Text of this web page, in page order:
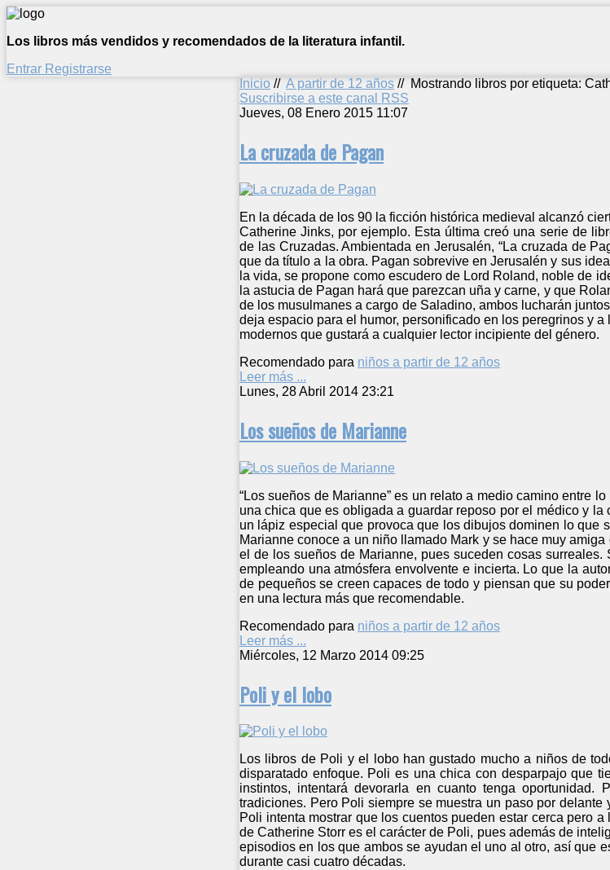
Los libros más vendidos y recomendados de la literatura infantil.
Entrar Registrarse
Inicio // A partir de 12 años // Mostrando libros por etiqueta:
Suscribirse a este canal RSS
Jueves, 08 Enero 2015 11:07
La cruzada de Pagan
En la década de los 90 la ficción histórica medieval alcanzó
Catherine Jinks, por ejemplo. Esta última creó una serie de
de las Cruzadas. Ambientada en Jerusalén, “La cruzada de
que da título a la obra. Pagan sobrevive en Jerusalén y sus
la vida, se propone como escudero de Lord Roland, noble de
la astucia de Pagan hará que parezcan uña y carne, y que
de los musulmanes a cargo de Saladino, ambos lucharán
deja espacio para el humor, personificado en los peregrinos y
modernos que gustará a cualquier lector incipiente del género.
Recomendado para niños a partir de 12 años
Leer más ...
Lunes, 28 Abril 2014 23:21
Los sueños de Marianne
“Los sueños de Marianne” es un relato a medio camino entre
una chica que es obligada a guardar reposo por el médico y
un lápiz especial que provoca que los dibujos dominen lo que
Marianne conoce a un niño llamado Mark y se hace muy
el de los sueños de Marianne, pues suceden cosas
empleando una atmósfera envolvente e incierta. Lo que la
de pequeños se creen capaces de todo y piensan que su
en una lectura más que recomendable.
Recomendado para niños a partir de 12 años
Leer más ...
Miércoles, 12 Marzo 2014 09:25
Poli y el lobo
Los libros de Poli y el lobo han gustado mucho a niños de
disparatado enfoque. Poli es una chica con desparpajo que
instintos, intentará devorarla en cuanto tenga
tradiciones. Pero Poli siempre se muestra un paso por
Poli intenta mostrar que los cuentos pueden estar cerca pero
de Catherine Storr es el carácter de Poli, pues además de
episodios en los que ambos se ayudan el uno al otro, así que
durante casi cuatro décadas.